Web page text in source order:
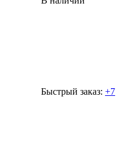
Быстрый заказ: +7